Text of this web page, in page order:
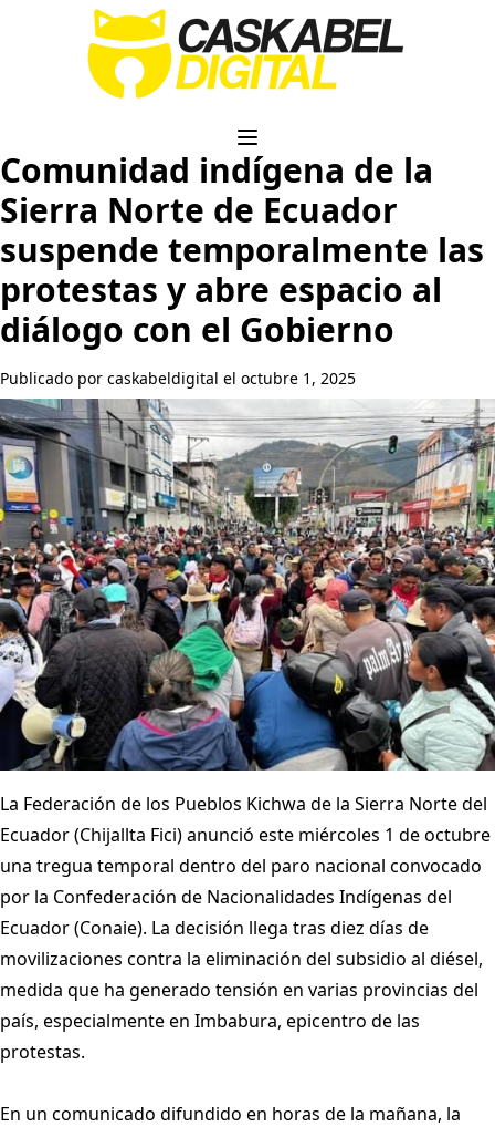
Comunidad indígena de la
Sierra Norte de Ecuador
suspende temporalmente las
protestas y abre espacio al
diálogo con el Gobierno
Publicado por caskabeldigital el octubre 1, 2025
La Federación de los Pueblos Kichwa de la Sierra Norte del
Ecuador (Chijallta Fici) anunció este miércoles 1 de octubre
una tregua temporal dentro del paro nacional convocado
por la Confederación de Nacionalidades Indígenas del
Ecuador (Conaie). La decisión llega tras diez días de
movilizaciones contra la eliminación del subsidio al diésel,
medida que ha generado tensión en varias provincias del
país, especialmente en Imbabura, epicentro de las
protestas.
En un comunicado difundido en horas de la mañana, la